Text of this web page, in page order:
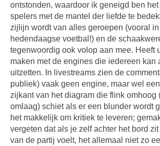
ontstonden, waardoor ik geneigd ben
spelers met de mantel der liefde te
zijlijn wordt van alles geroepen (vooral
hedendaagse voetbal!) en de
tegenwoordig ook volop aan mee. Heeft
maken met de engines die iedereen kan
uitzetten. In livestreams zien de
publiek) vaak geen engine, maar wel
zijkant van het diagram die flink omhoog
omlaag) schiet als er een blunder wordt
het makkelijk om kritiek te leveren;
vergeten dat als je zelf achter het bord
van de partij voelt, het allemaal niet zo